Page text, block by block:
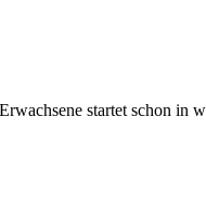
startet schon in